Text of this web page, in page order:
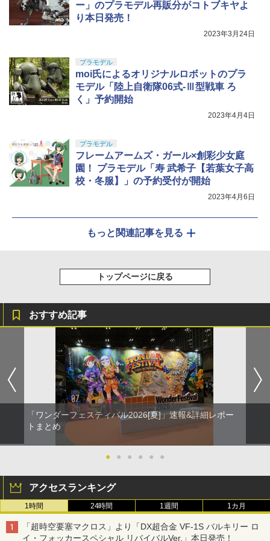
ー」のプラモデル再販分がコトブキヤよ
り本日発売！
2023年3月24日
プラモデル
moi氏によるオリジナルロボットのプラ
モデル「陸上自衛隊06式-Ⅲ型戦車 ろ
く」予約開始
2023年4月4日
プラモデル
フレームアームズ・ガール×創彩少女庭
園！ プラモデル「寿 武希子【若葉女子高
校・冬服】」の予約受付が開始
2023年4月6日
もっと関連記事を見る
トップページに戻る
おすすめ記事
「ワンダーフェスティバル2026[夏]」速報&詳細レポー
トまとめ
● ● ● ● ● ●
アクセスランキング
1時間 24時間 1週間 1カ月
「超時空要塞マクロス」より「DX超合金 VF-1S バルキリー ロ
イ・フォッカースペシャル リバイバルVer.」本日発売！